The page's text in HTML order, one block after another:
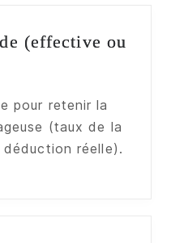
(effective ou
pour retenir la
(taux de la
réelle).